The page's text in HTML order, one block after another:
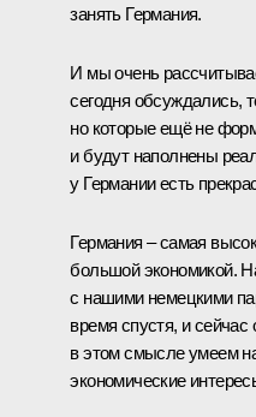
занять Германия.
И мы очень
сегодня обсуждались,
но которые ещё не
и будут наполнены
у Германии есть
Германия – самая
большой экономикой.
с нашими немецкими
время спустя, и
в этом смысле умеем
экономические